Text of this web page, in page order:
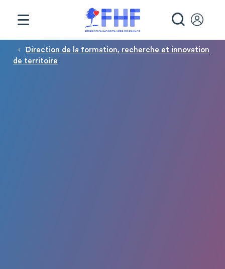
Fil d'Ariane
Direction de la formation, recherche et innovation
de territoire
Panneau de gestion des cookies